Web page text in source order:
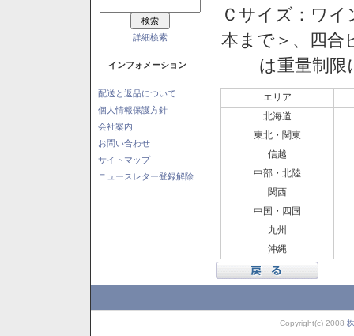
詳細検索
インフォメーション
配送と返品について
個人情報保護方針
会社案内
お問い合わせ
サイトマップ
ニュースレター登録解除
Ｃサイズ：ワイ
本まで＞、四
は重量制
エリア
北海道
東北・関東
信越
中部・北陸
関西
中国・四国
九州
沖縄
Copyright(c) 2008